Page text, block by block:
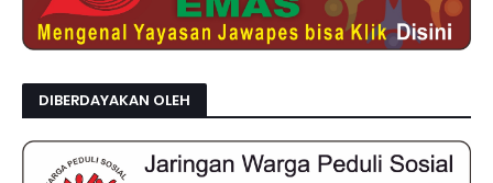
DIBERDAYAKAN OLEH